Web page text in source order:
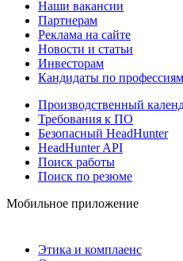
Наши вакансии
Партнерам
Реклама на сайте
Новости и статьи
Инвесторам
Кандидаты по профессиям
Производственный
Требования к ПО
Безопасный HeadHunter
HeadHunter API
Поиск работы
Поиск по резюме
Мобильное приложение
Этика и комплаенс